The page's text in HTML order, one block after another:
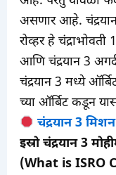
असणार आहे.
रोव्हर हे
आणि चंद्रयान 3
चंद्रयान 3 मध्ये
च्या ऑर्बिट कडून
चंद्रयान 3
इस्रो चंद्रयान 3
(What is ISRO